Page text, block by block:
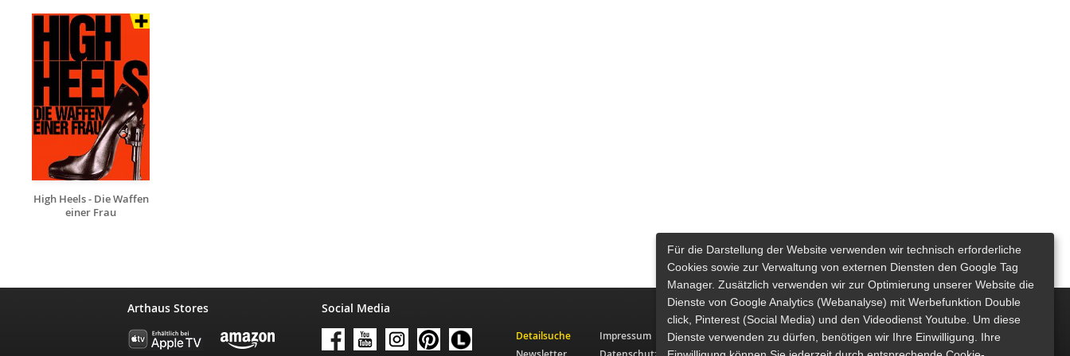
High Heels - Die Waffen
einer Frau
Arthaus Stores Social Media
Detailsuche
Impressum
Für die Darstellung der Website verwenden wir technisch erforderliche
Cookies sowie zur Verwaltung von externen Diensten den Google Tag
Manager. Zusätzlich verwenden wir zur Optimierung unserer Website die
Dienste von Google Analytics (Webanalyse) mit Werbefunktion Double
click, Pinterest (Social Media) und den Videodienst Youtube. Um diese
Dienste verwenden zu dürfen, benötigen wir Ihre Einwilligung. Ihre